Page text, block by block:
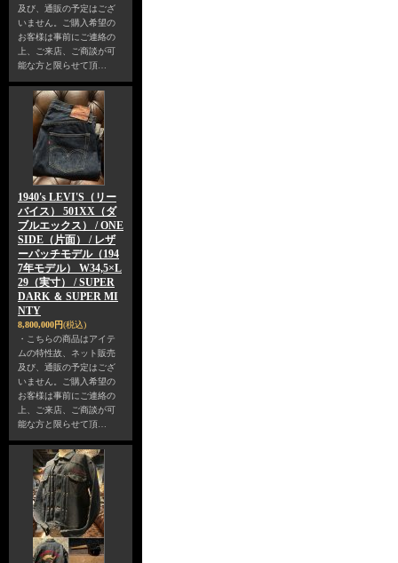
及び、通販の予定はござ
いません。ご購入希望の
お客様は事前にご連絡の
上、ご来店、ご商談が可
能な方と限らせて頂…
1940's LEVI'S（リー
バイス） 501XX（ダ
ブルエックス） / ONE
SIDE（片面） / レザ
ーパッチモデル（194
7年モデル） W34,5×L
29（実寸） / SUPER
DARK ＆ SUPER MI
NTY
8,800,000円(税込)
・こちらの商品はアイテ
ムの特性故、ネット販売
及び、通販の予定はござ
いません。ご購入希望の
お客様は事前にご連絡の
上、ご来店、ご商談が可
能な方と限らせて頂…